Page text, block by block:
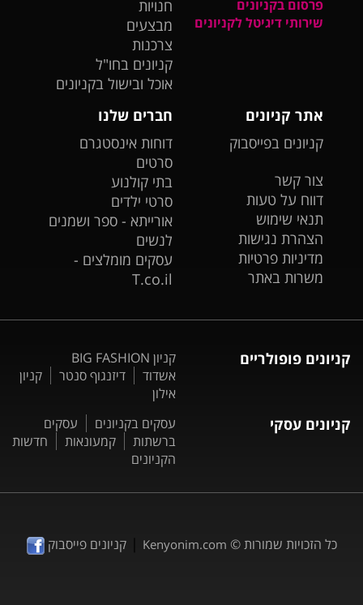
פרסום בקניונים
שירותי דיגיטל לקניונים
חנויות
מבצעים
צרכנות
קניונים בחו"ל
אוכל ובישול בקניונים
אתר קניונים
קניונים בפייסבוק
צור קשר
דווח על טעות
תנאי שימוש
הצהרת נגישות
מדיניות פרטיות
משרות באתר
חברים שלנו
דוחות אינסטגרם
סרטים
בתי קולנוע
סרטי ילדים
אורייתא - ספר ושמנים
לנשים
עסקים מומלצים -
T.co.il
קניונים פופולריים
קניון BIG FASHION
אשדוד
דיזנגוף סנטר
קניון
אילון
קניונים עסקי עסקים בקניונים
עסקים
ברשתות
קמעונאות
חדשות
הקניונים
כל הזכויות שמורות © Kenyonim.com
|קניונים פייסבוק